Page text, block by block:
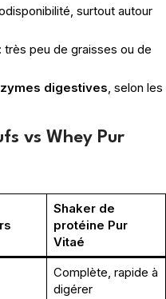
surtout autour
: très peu de graisses ou de
digestives , selon les
vs Whey Pur
Shaker de
protéine Pur
Vitaé
Complète, rapide à
digérer